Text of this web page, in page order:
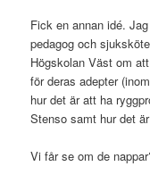
Fick en annan idé.
pedagog och
Högskolan Väst om
för deras adepter
hur det är att ha
Stenso samt hur det
Vi får se om de